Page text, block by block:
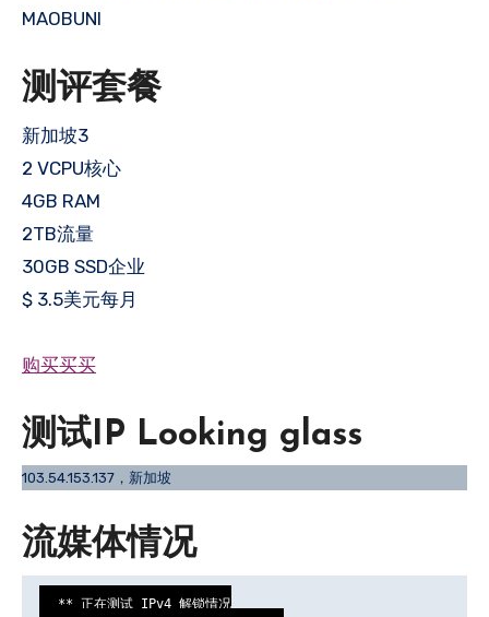
MAOBUNI
测评套餐
新加坡3
2 VCPU核心
4GB RAM
2TB流量
30GB SSD企业
$ 3.5美元每月
购买买买
测试IP Looking glass
103.54.153.137，新加坡
流媒体情况
** 正在测试 IPv4 解锁情况